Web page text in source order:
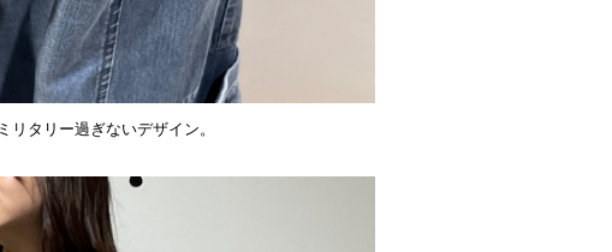
タリー過ぎないデザイン。